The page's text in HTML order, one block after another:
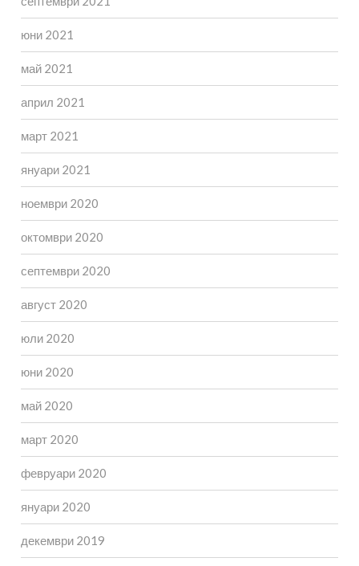
юни 2021
май 2021
април 2021
март 2021
януари 2021
ноември 2020
октомври 2020
септември 2020
август 2020
юли 2020
юни 2020
май 2020
март 2020
февруари 2020
януари 2020
декември 2019